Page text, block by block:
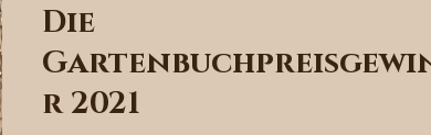
Die
r 2021